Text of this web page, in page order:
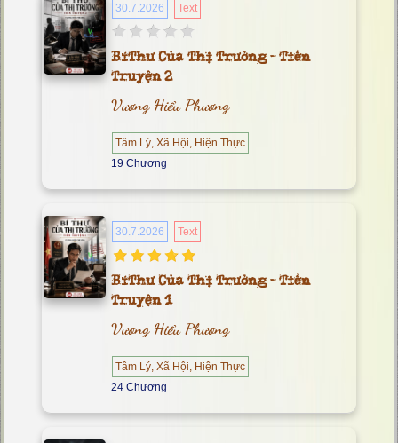
30.7.2026 Text
Bí Thư Của Thị Trưởng - Tiền
Truyện 2
Vương Hiểu Phương
Tâm Lý, Xã Hội, Hiện Thực
19 Chương
30.7.2026 Text
Bí Thư Của Thị Trưởng - Tiền
Truyện 1
Vương Hiểu Phương
Tâm Lý, Xã Hội, Hiện Thực
24 Chương